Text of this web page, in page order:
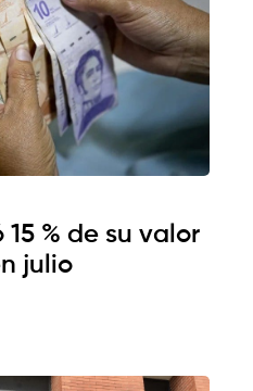
% de su valor
julio